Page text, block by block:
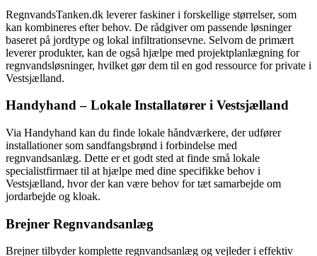
RegnvandsTanken.dk leverer faskiner i forskellige størrelser, som
kan kombineres efter behov. De rådgiver om passende løsninger
baseret på jordtype og lokal infiltrationsevne. Selvom de primært
leverer produkter, kan de også hjælpe med projektplanlægning for
regnvandsløsninger, hvilket gør dem til en god ressource for private i
Vestsjælland.
Handyhand – Lokale Installatører i Vestsjælland
Via Handyhand kan du finde lokale håndværkere, der udfører
installationer som sandfangsbrønd i forbindelse med
regnvandsanlæg. Dette er et godt sted at finde små lokale
specialistfirmaer til at hjælpe med dine specifikke behov i
Vestsjælland, hvor der kan være behov for tæt samarbejde om
jordarbejde og kloak.
Brejner Regnvandsanlæg
Brejner tilbyder komplette regnvandsanlæg og vejleder i effektiv